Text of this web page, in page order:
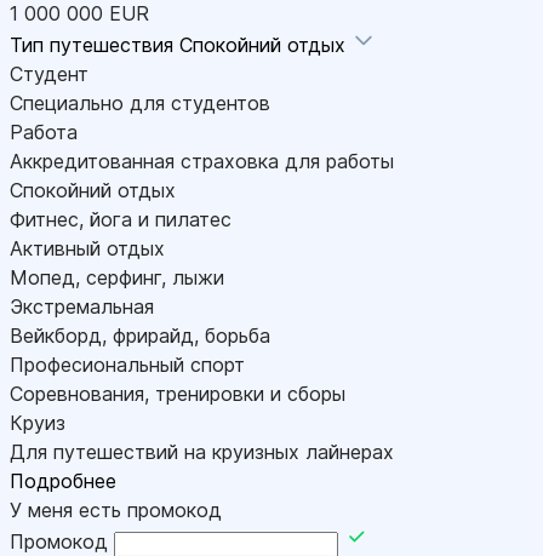
1 000 000 EUR
Тип путешествия Спокойний отдых
Студент
Специально для студентов
Работа
Аккредитованная страховка для работы
Спокойний отдых
Фитнес, йога и пилатес
Активный отдых
Мопед, серфинг, лыжи
Экстремальная
Вейкборд, фрирайд, борьба
Професиональный спорт
Соревнования, тренировки и сборы
Круиз
Для путешествий на круизных лайнерах
Подробнее
У меня есть промокод
Промокод